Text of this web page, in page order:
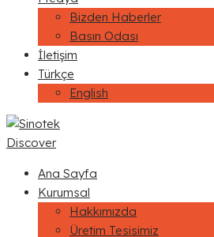
Bizden Haberler
Basın Odası
İletişim
Türkçe
English
Discover
Ana Sayfa
Kurumsal
Hakkımızda
Üretim Tesisimiz